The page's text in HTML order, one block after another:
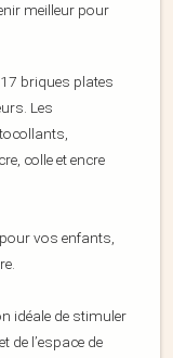
meilleur pour
briques plates
Les
colle et encre
vos enfants,
idéale de stimuler
de l’espace de